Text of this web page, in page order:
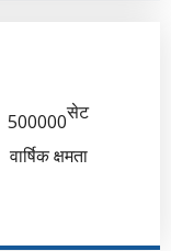
500000सेट
वार्षिक क्षमता